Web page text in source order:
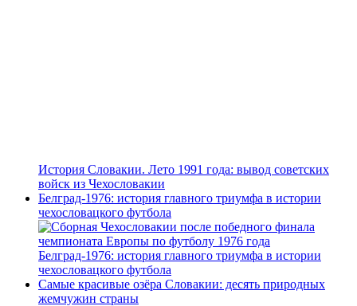
История Словакии. Лето 1991 года: вывод советских
войск из Чехословакии
Белград-1976: история главного триумфа в истории
чехословацкого футбола
Белград-1976: история главного триумфа в истории
чехословацкого футбола
Самые красивые озёра Словакии: десять природных
жемчужин страны